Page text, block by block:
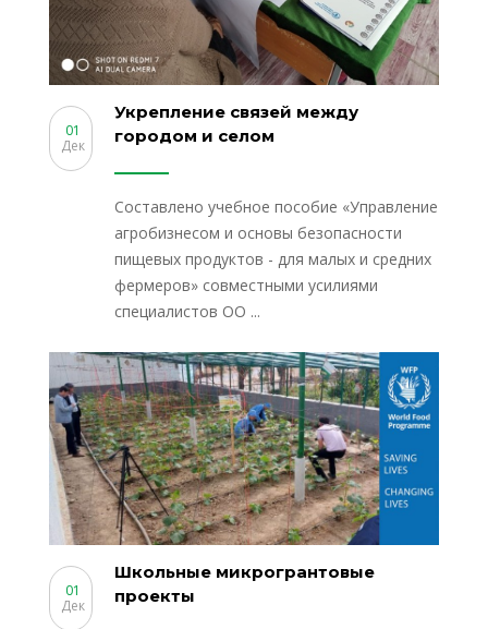
Укрепление связей между
городом и селом
01
Дек
Составлено учебное пособие «Управление
агробизнесом и основы безопасности
пищевых продуктов - для малых и средних
фермеров» совместными усилиями
специалистов ОО ...
Школьные микрогрантовые
проекты
01
Дек